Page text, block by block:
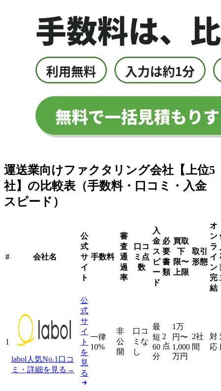
運送業向けファクタリング会社 【上位5
社】の比較表（手数料・口コミ・入金
スピード）
# 会社名
公
式
サ
イ
ト
手数料
審
査
通
過
率
口コ
ミ点
数
入
金
ス
ピ
ー
ド
必
要
書
類
買取
下
限〜
上限
取引
形態
オ
ン
ラ
イ
ン
完
結
1
labol 人気No.1 口コ
ミ・詳細を見る →
公
式
サ
イ
ト
を
見
る
一律
10%
非
公
開
口コ
ミな
し
最
短
60
分
2
点
1万
円 〜
1,000
万円
2社
間
対
応